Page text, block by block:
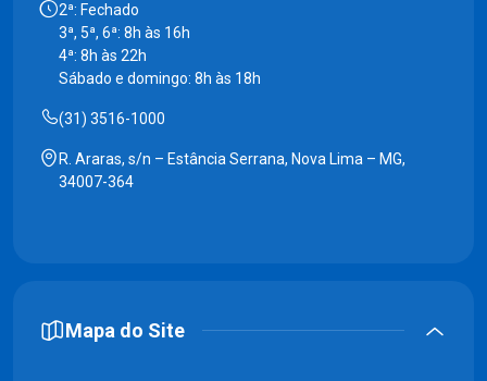
2ª: Fechado
3ª, 5ª, 6ª: 8h às 16h
4ª: 8h às 22h
Sábado e domingo: 8h às 18h
(31) 3516-1000
R. Araras, s/n – Estância Serrana, Nova Lima – MG,
34007-364
Mapa do Site